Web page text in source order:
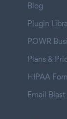
Blog
Plugin
POWR
Plans &
HIPAA
Email Blast